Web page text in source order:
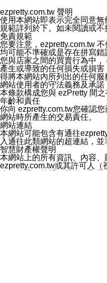
您同意本公司網站，透過
停止接收這些資料或電子
十五、訊息通知
本公司/本服務將以通知型
本公司/本服務傳送之通知
1.LINE 帳號設定的電話號
2.該 LINE 帳號已在 LINE
3.LINE 帳號未封鎖傳送訊
欲變更通知型訊息的設定
1.點選「主頁」＞「設定」
2.點選「隱私設定」
3.點選「提供使用資料」
4.點選「LINE通知型訊息」
5.開關「接收LINE通知型
❗️關閉「接收通知型訊息
ezpretty.com.tw 聲明
使用本網站即表示完全同意
規範詳列於下。如未閱讀或
免責規範
您要注意，ezpretty.com.tw
均可能不準確或是存在拼寫
您與店家之間的買賣行為中
產生或導致的任何損失或損
得將本網站內所列出的任何服
網站使用者的守法義務及承諾
本條款構成您與 ezPretty 間
年齡和責任
你向 ezpretty.com.tw您確認
網站時所產生的交易責任。
網站連結
本網站可能包含有通往
入通往此類網站的超連結，
智慧財產權聲明
本網站上的所有資訊、內容
ezpretty.com.tw或其許可人